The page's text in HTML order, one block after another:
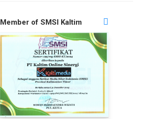
Member of SMSI Kaltim